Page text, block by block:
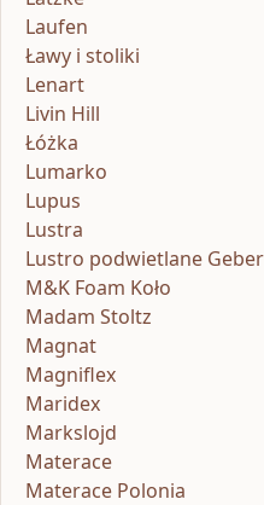
Laufen
Ławy i stoliki
Lenart
Livin Hill
Łóżka
Lumarko
Lupus
Lustra
Lustro podwietlane
M&K Foam Koło
Madam Stoltz
Magnat
Magniflex
Maridex
Markslojd
Materace
Materace Polonia